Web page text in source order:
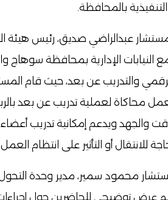
بالمحافظة.
عبدالراضي صديق، رئيس هيئة
النيابات الإدارية بمحافظة سوهاج
والتدريب عن بعد، حيث قام
محاكاة لعملية تدريب عن بعد
والجهد ويدعم إمكانية تدريب
للانتقال أو التأثير على انتظام العمل
محمود سمير، مدير وحدة
عرض توضيحي للحاضرين حول